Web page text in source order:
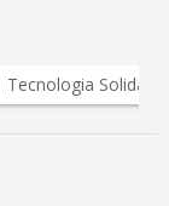
Tecnologia Solidale